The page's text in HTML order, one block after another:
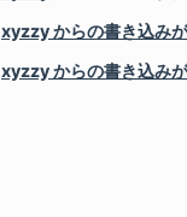
xyzzy からの書き込み
xyzzy からの書き込み